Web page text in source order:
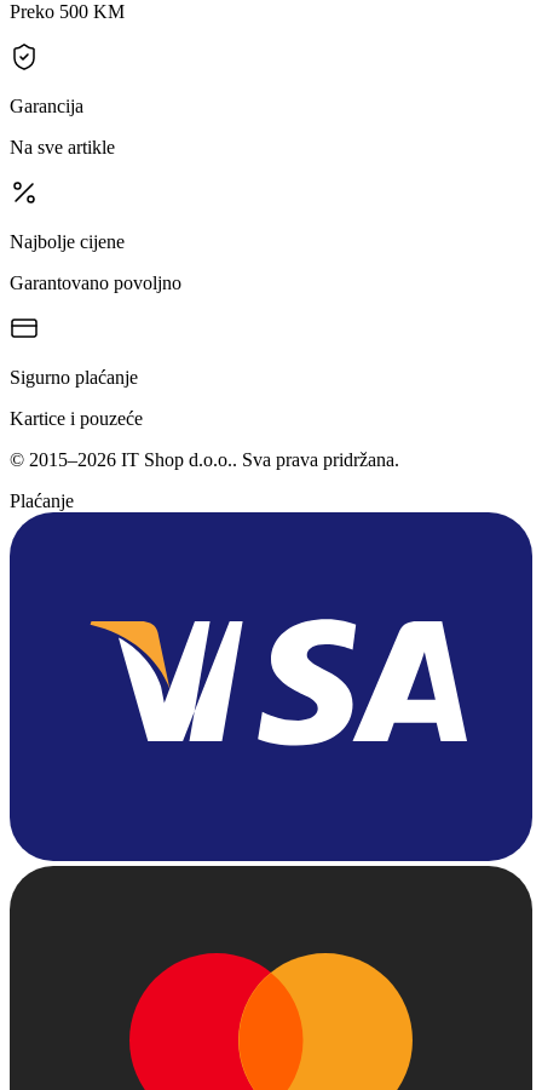
Preko 500 KM
Garancija
Na sve artikle
Najbolje cijene
Garantovano povoljno
Sigurno plaćanje
Kartice i pouzeće
© 2015–2026 IT Shop d.o.o.. Sva prava pridržana.
Plaćanje